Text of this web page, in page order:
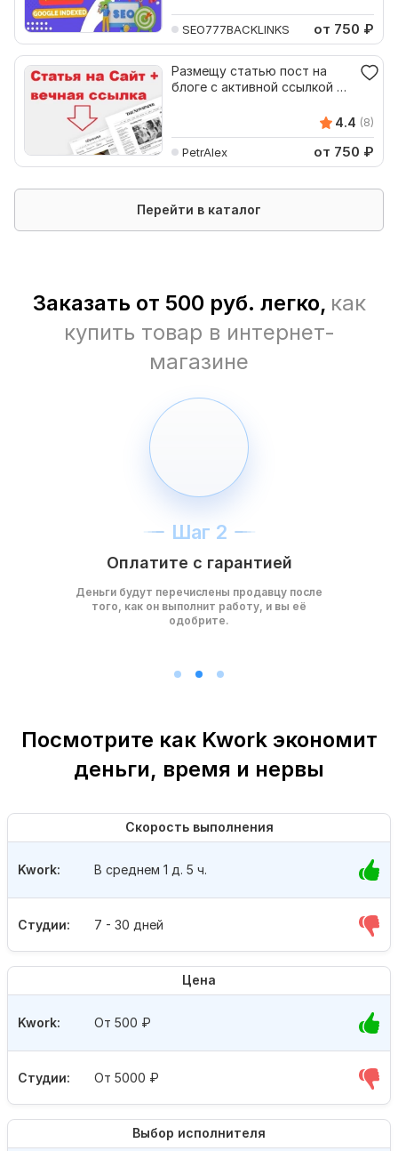
SEO777BACKLINKS от 750 ₽
Размещу статью пост на
блоге с активной ссылкой на
4.4 (8)
PetrAlex от 750 ₽
Перейти в каталог
Заказать от 500 руб. легко, как
купить товар в интернет-
магазине
Шаг 2
Оплатите с гарантией
Деньги будут перечислены продавцу после
того, как он выполнит работу, и вы её
одобрите.
Посмотрите как Kwork экономит
деньги, время и нервы
Скорость выполнения
Студии: 7 - 30 дней
Kwork: В среднем 1 д. 5 ч.
Цена
Студии: От 5000 ₽
Kwork: От 500 ₽
Выбор исполнителя